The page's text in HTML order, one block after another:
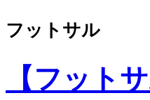
フットサル
【フット